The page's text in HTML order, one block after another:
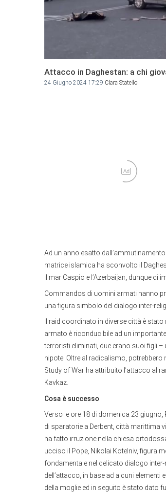
Attacco in Daghestan: a chi
24 Giugno 2024 17:29 Clara Statello
Ad
Ad un anno esatto
matrice islamica ha sconvolto il
il mar Caspio e l’Azerbaijan, dunque di
Commandos di uomini armati hanno
una figura simbolo del dialogo inter-
Il raid coordinato in diverse città è
armato è riconducibile ad un
terroristi eliminati, due erano suoi figli
nipote. Oltre al radicalismo, potrebbero
Study of War ha attribuito l’attacco al
Kavkaz.
Cosa è successo
Verso le ore 18 di domenica 23
di sparatorie a Derbent, città marittima
ha fatto irruzione nella chiesa
ucciso il Pope, Nikolai Kotelniv, figura
fondamentale nel delicato dialogo
dell’attacco, in base ad alcuni elementi
della moglie ed in seguito è stato dato